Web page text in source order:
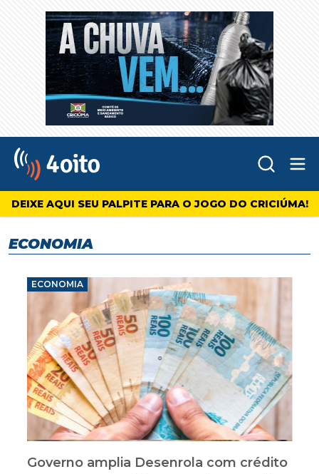
4oito
DEIXE AQUI SEU PALPITE PARA O JOGO DO CRICIÚMA!
ECONOMIA
ECONOMIA
Governo amplia Desenrola com crédito